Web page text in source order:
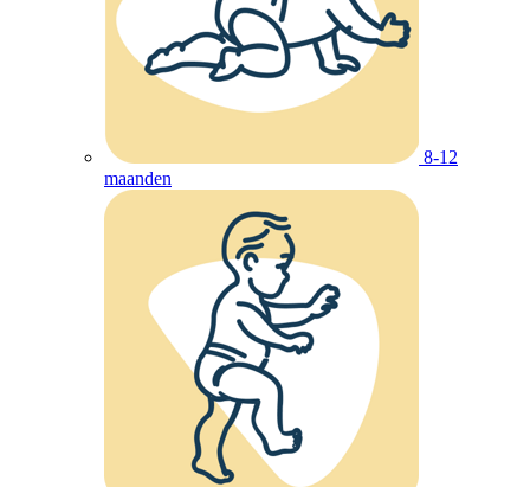
8-12
maanden